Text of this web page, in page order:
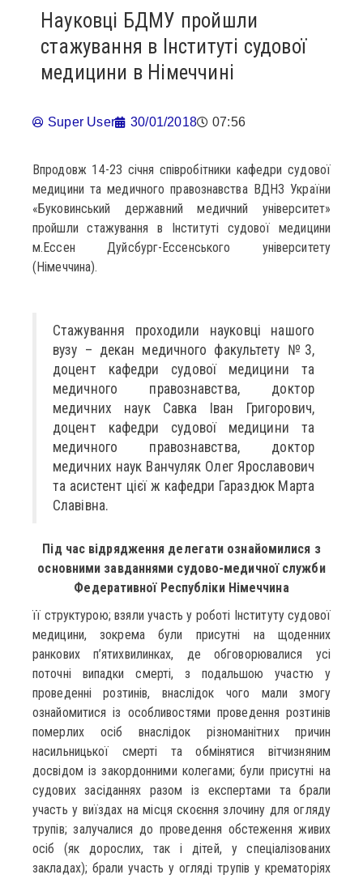
Науковці БДМУ пройшли
стажування в Інституті судової
медицини в Німеччині
Super User 30/01/2018 07:56
Впродовж 14-23 січня співробітники кафедри судової
медицини та медичного правознавства ВДНЗ України
«Буковинський державний медичний університет»
пройшли стажування в Інституті судової медицини
м.Ессен Дуйсбург-Ессенського університету
(Німеччина).
Стажування проходили науковці нашого
вузу – декан медичного факультету №3,
доцент кафедри судової медицини та
медичного правознавства, доктор
медичних наук Савка Іван Григорович,
доцент кафедри судової медицини та
медичного правознавства, доктор
медичних наук Ванчуляк Олег Ярославович
та асистент цієї ж кафедри Гараздюк Марта
Славівна.
Під час відрядження делегати ознайомилися з
основними завданнями судово-медичної служби
Федеративної Республіки Німеччина
її структурою; взяли участь у роботі Інституту судової
медицини, зокрема були присутні на щоденних
ранкових п’ятихвилинках, де обговорювалися усі
поточні випадки смерті, з подальшою участю у
проведенні розтинів, внаслідок чого мали змогу
ознайомитися із особливостями проведення розтинів
померлих осіб внаслідок різноманітних причин
насильницької смерті та обмінятися вітчизняним
досвідом із закордонними колегами; були присутні на
судових засіданнях разом із експертами та брали
участь у виїздах на місця скоєння злочину для огляду
трупів; залучалися до проведення обстеження живих
осіб (як дорослих, так і дітей, у спеціалізованих
закладах); брали участь у огляді трупів у крематоріях